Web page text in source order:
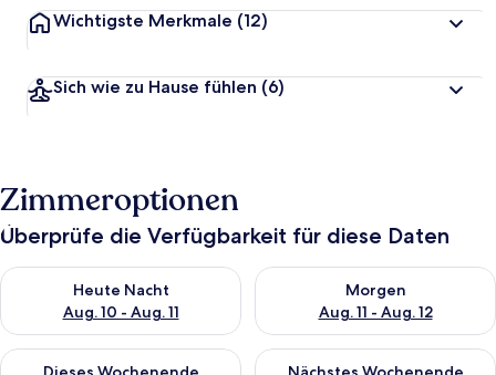
Wichtigste Merkmale (12)
Sich wie zu Hause fühlen (6)
Zimmeroptionen
Überprüfe die Verfügbarkeit für diese Daten
Heute Nacht
Aug. 10 - Aug. 11
Überprüfe die Verfügbarkeit für heute Nacht, Aug. 10 - Aug.
Morgen
Aug. 11 - Aug. 12
Überprüfe die Verfügbarkeit
Überprüfe die Verfügbarkeit für dieses Wochenende, Aug. 14
Überprüfe die Verfügbarkeit